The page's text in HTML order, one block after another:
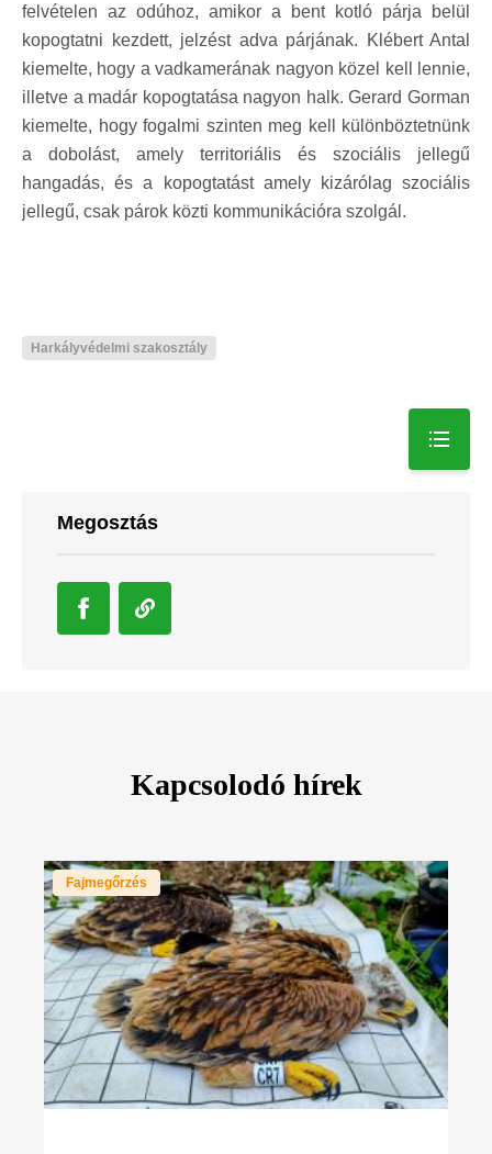
felvételen az odúhoz, amikor a bent kotló párja belül
kopogtatni kezdett, jelzést adva párjának. Klébert Antal
kiemelte, hogy a vadkamerának nagyon közel kell lennie,
illetve a madár kopogtatása nagyon halk. Gerard Gorman
kiemelte, hogy fogalmi szinten meg kell különböztetnünk
a dobolást, amely territoriális és szociális jellegű
hangadás, és a kopogtatást amely kizárólag szociális
jellegű, csak párok közti kommunikációra szolgál.
Harkályvédelmi szakosztály
Megosztás
Kapcsolodó hírek
Fajmegőrzés